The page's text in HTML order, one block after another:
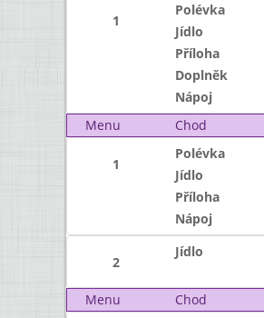
1
Polévka
Jídlo
Příloha
Doplněk
Nápoj
Menu
Chod
1
Polévka
Jídlo
Příloha
Nápoj
2
Jídlo
Menu Chod